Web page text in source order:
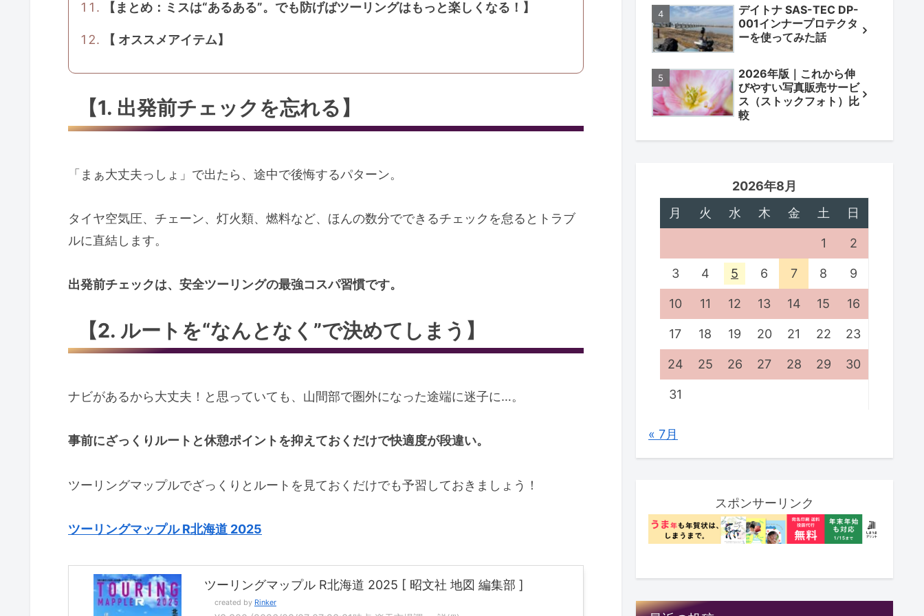
【まとめ：ミスは“あるある”。でも防げばツーリングはもっと楽しくなる！】
【 オススメアイテム】
【1. 出発前チェックを忘れる】
「まぁ大丈夫っしょ」で出たら、途中で後悔するパターン。
タイヤ空気圧、チェーン、灯火類、燃料など、ほんの数分でできるチェックを怠るとトラブ
ルに直結します。
出発前チェックは、安全ツーリングの最強コスパ習慣です。
【2. ルートを“なんとなく”で決めてしまう】
ナビがあるから大丈夫！と思っていても、山間部で圏外になった途端に迷子に…。
事前にざっくりルートと休憩ポイントを抑えておくだけで快適度が段違い。
ツーリングマップルでざっくりとルートを見ておくだけでも予習しておきましょう！
ツーリングマップル R北海道 2025
ツーリングマップル R北海道 2025 [ 昭文社 地図 編集部 ]
created by Rinker
デイトナ SAS-TEC DP-
001インナープロテクタ
ーを使ってみた話
2026年版｜これから伸
びやすい写真販売サービ
ス（ストックフォト）比
較
2026年8月
月
火 水 木 金 土 日
1 2
3 4 5 6 7 8 9
10 11 12 13 14 15 16
17 18 19 20 21 22 23
24 25 26 27 28 29 30
31
« 7月
スポンサーリンク